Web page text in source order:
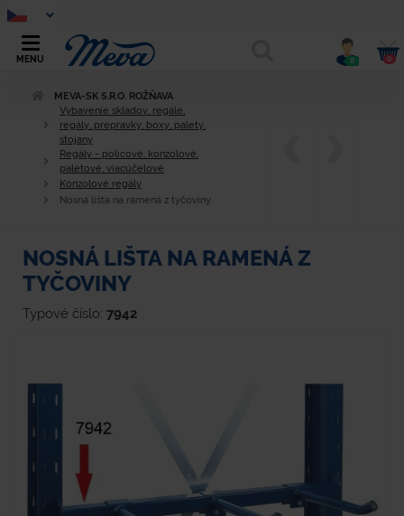
MENU 0 0
MEVA-SK S.R.O. ROŽŇAVA
Vybavenie skladov, regále,
regály, prepravky, boxy, palety,
stojany
Regály - policové, konzolové,
paletové, viacúčelové
Konzolové regály
Nosná lišta na ramená z tyčoviny
NOSNÁ LIŠTA NA RAMENÁ Z
TYČOVINY
Typové číslo: 7942